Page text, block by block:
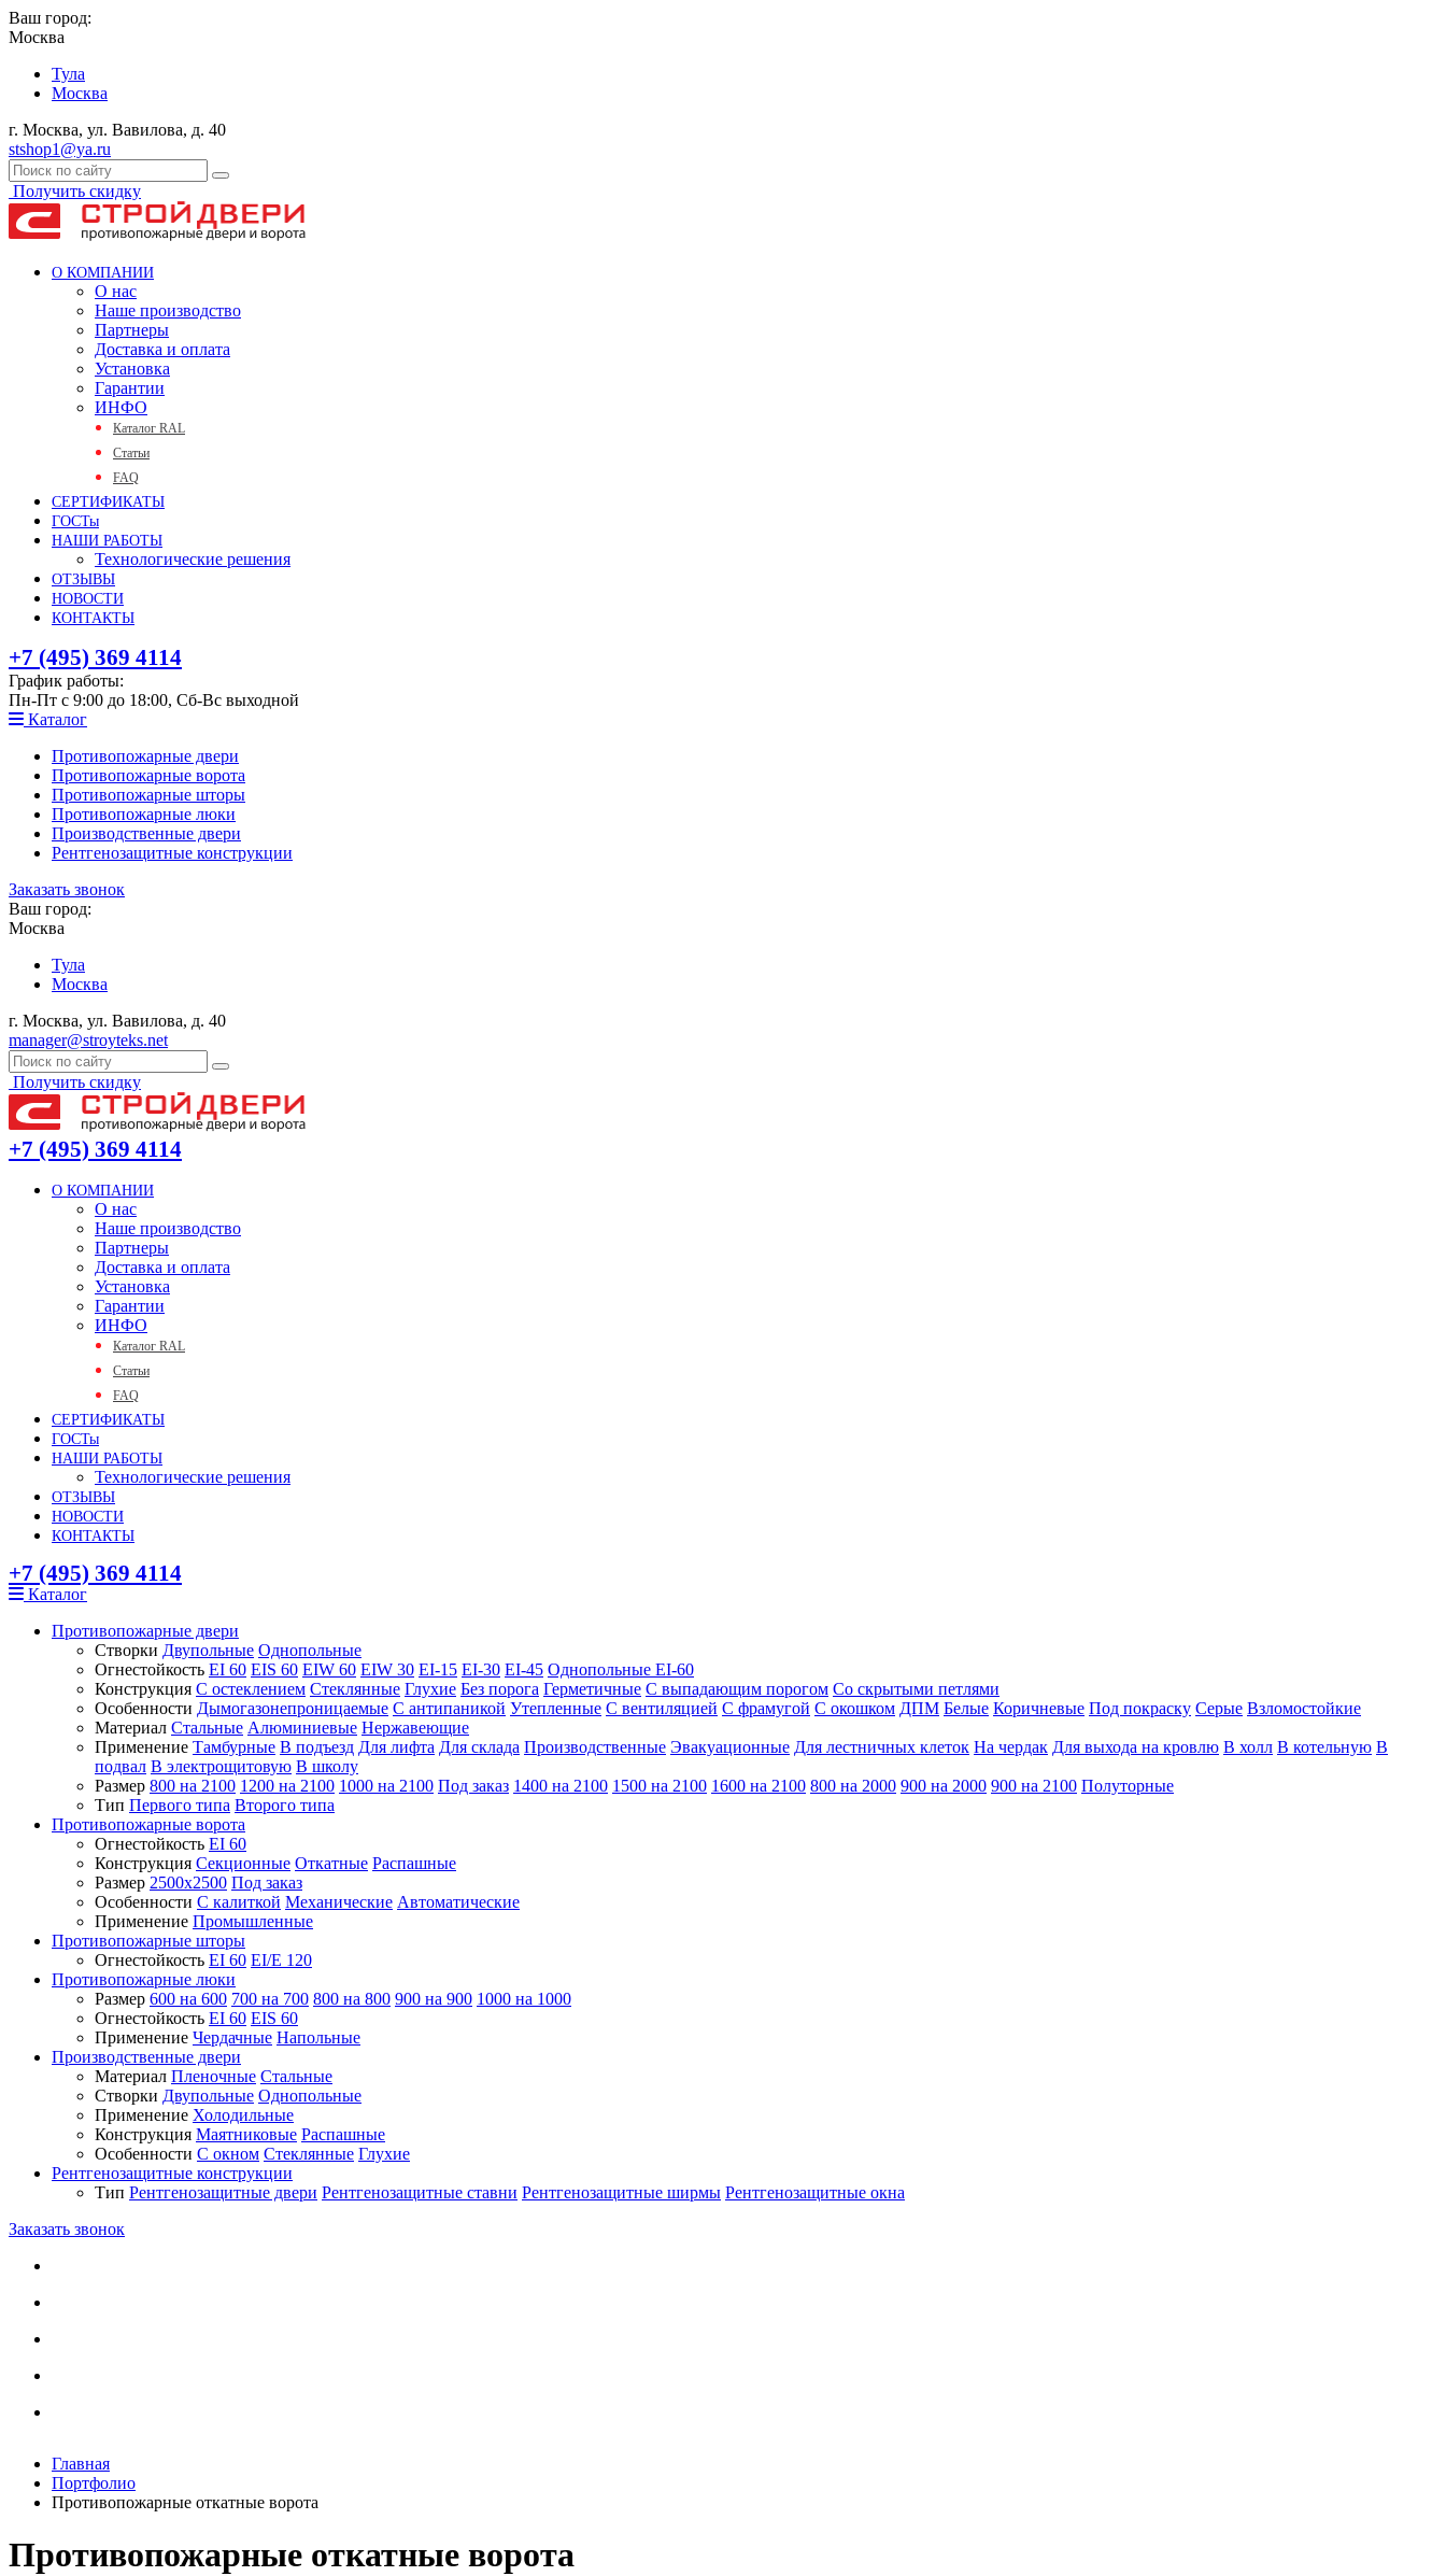
Ваш город:
Москва
Тула
Москва
г. Москва, ул. Вавилова, д. 40
stshop1@ya.ru
Получить скидку
О КОМПАНИИ
О нас
Наше производство
Партнеры
Доставка и оплата
Установка
Гарантии
ИНФО
Каталог RAL
Статьи
FAQ
СЕРТИФИКАТЫ
ГОСТы
НАШИ РАБОТЫ
Технологические решения
ОТЗЫВЫ
НОВОСТИ
КОНТАКТЫ
+7 (495) 369 4114
График работы:
Пн-Пт с 9:00 до 18:00, Сб-Вс выходной
Каталог
Противопожарные двери
Противопожарные ворота
Противопожарные шторы
Противопожарные люки
Производственные двери
Рентгенозащитные конструкции
Заказать звонок
Ваш город:
Москва
Тула
Москва
г. Москва, ул. Вавилова, д. 40
manager@stroyteks.net
Получить скидку
+7 (495) 369 4114
О КОМПАНИИ
О нас
Наше производство
Партнеры
Доставка и оплата
Установка
Гарантии
ИНФО
Каталог RAL
Статьи
FAQ
СЕРТИФИКАТЫ
ГОСТы
НАШИ РАБОТЫ
Технологические решения
ОТЗЫВЫ
НОВОСТИ
КОНТАКТЫ
+7 (495) 369 4114
Каталог
Противопожарные двери
Створки Двупольные Однопольные
Огнестойкость EI 60 EIS 60 EIW 60 EIW 30 EI-15 EI-30 EI-45 Однопольные EI-60
Конструкция С остеклением Стеклянные Глухие Без порога Герметичные С выпадающим порогом Со скрытыми петлями
Особенности Дымогазонепроницаемые С антипаникой Утепленные С вентиляцией С фрамугой С окошком ДПМ Белые Коричневые Под покраску Серые Взломостойкие
Материал Стальные Алюминиевые Нержавеющие
Применение Тамбурные В подъезд Для лифта Для склада Производственные Эвакуационные Для лестничных клеток На чердак Для выхода на кровлю В холл В котельную В
подвал В электрощитовую В школу
Размер 800 на 2100 1200 на 2100 1000 на 2100 Под заказ 1400 на 2100 1500 на 2100 1600 на 2100 800 на 2000 900 на 2000 900 на 2100 Полуторные
Тип Первого типа Второго типа
Противопожарные ворота
Огнестойкость EI 60
Конструкция Секционные Откатные Распашные
Размер 2500x2500 Под заказ
Особенности С калиткой Механические Автоматические
Применение Промышленные
Противопожарные шторы
Огнестойкость EI 60 EI/E 120
Противопожарные люки
Размер 600 на 600 700 на 700 800 на 800 900 на 900 1000 на 1000
Огнестойкость EI 60 EIS 60
Применение Чердачные Напольные
Производственные двери
Материал Пленочные Стальные
Створки Двупольные Однопольные
Применение Холодильные
Конструкция Маятниковые Распашные
Особенности С окном Стеклянные Глухие
Рентгенозащитные конструкции
Тип Рентгенозащитные двери Рентгенозащитные ставни Рентгенозащитные ширмы Рентгенозащитные окна
Заказать звонок
Главная
Портфолио
Противопожарные откатные ворота
Противопожарные откатные ворота